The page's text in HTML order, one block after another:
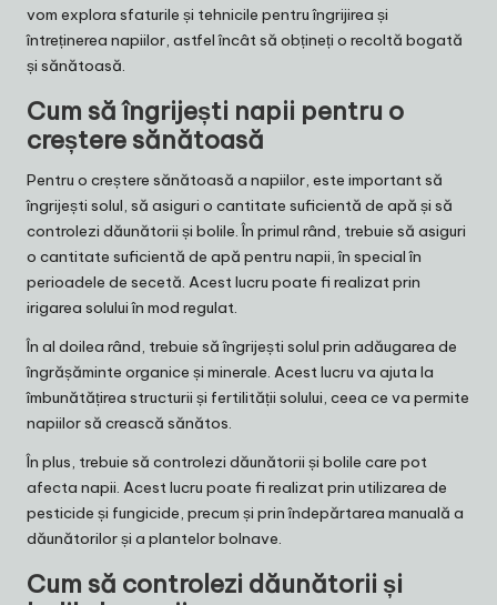
vom explora sfaturile și tehnicile pentru îngrijirea și
întreținerea napiilor, astfel încât să obțineți o recoltă bogată
și sănătoasă.
Cum să îngrijești napii pentru o
creștere sănătoasă
Pentru o creștere sănătoasă a napiilor, este important să
îngrijești solul, să asiguri o cantitate suficientă de apă și să
controlezi dăunătorii și bolile. În primul rând, trebuie să asiguri
o cantitate suficientă de apă pentru napii, în special în
perioadele de secetă. Acest lucru poate fi realizat prin
irigarea solului în mod regulat.
În al doilea rând, trebuie să îngrijești solul prin adăugarea de
îngrășăminte organice și minerale. Acest lucru va ajuta la
îmbunătățirea structurii și fertilității solului, ceea ce va permite
napiilor să crească sănătos.
În plus, trebuie să controlezi dăunătorii și bolile care pot
afecta napii. Acest lucru poate fi realizat prin utilizarea de
pesticide și fungicide, precum și prin îndepărtarea manuală a
dăunătorilor și a plantelor bolnave.
Cum să controlezi dăunătorii și